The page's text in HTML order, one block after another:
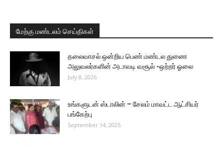
மேற்கு மண்டலம் செய்திகள்
தலைவாசல் ஒன்றிய பெண் மண்டல துணை
அலுவலர்களின் அடாவடி வசூல் -ஒற்றர் ஓலை
July 8, 2026
உங்களுடன் ஸ்டாலின் – சேலம் மாவட்ட ஆட்சியர்
பங்கேற்பு
September 14, 2025